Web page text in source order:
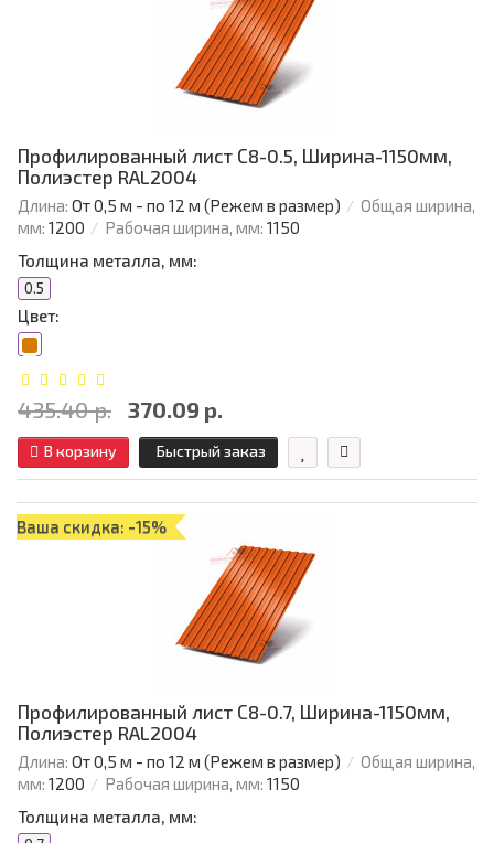
Профилированный лист С8-0.5, Ширина-1150мм,
Полиэстер RAL2004
Длина: От 0,5 м - по 12 м (Режем в размер)
Общая ширина,
мм: 1200 Рабочая ширина, мм: 1150
Толщина металла, мм:
0.5
Цвет:
435.40 р. 370.09 р.
В корзину Быстрый заказ
Ваша скидка: -15%
Профилированный лист С8-0.7, Ширина-1150мм,
Полиэстер RAL2004
Длина: От 0,5 м - по 12 м (Режем в размер)
Общая ширина,
мм: 1200 Рабочая ширина, мм: 1150
Толщина металла, мм: